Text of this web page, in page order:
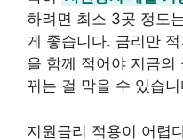
하려면 최소 3곳 정도
게 좋습니다. 금리만
을 함께 적어야 지금의
뀌는 걸 막을 수 있습니
지원금리 적용이 어렵